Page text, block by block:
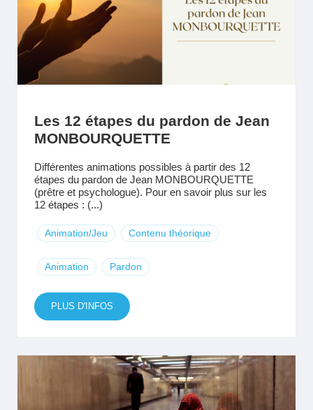
Les 12 étapes du pardon de Jean
MONBOURQUETTE
Différentes animations possibles à partir des 12
étapes du pardon de Jean MONBOURQUETTE
(prêtre et psychologue). Pour en savoir plus sur les
12 étapes : (...)
Animation/Jeu Contenu théorique
Animation Pardon
PLUS D'INFOS